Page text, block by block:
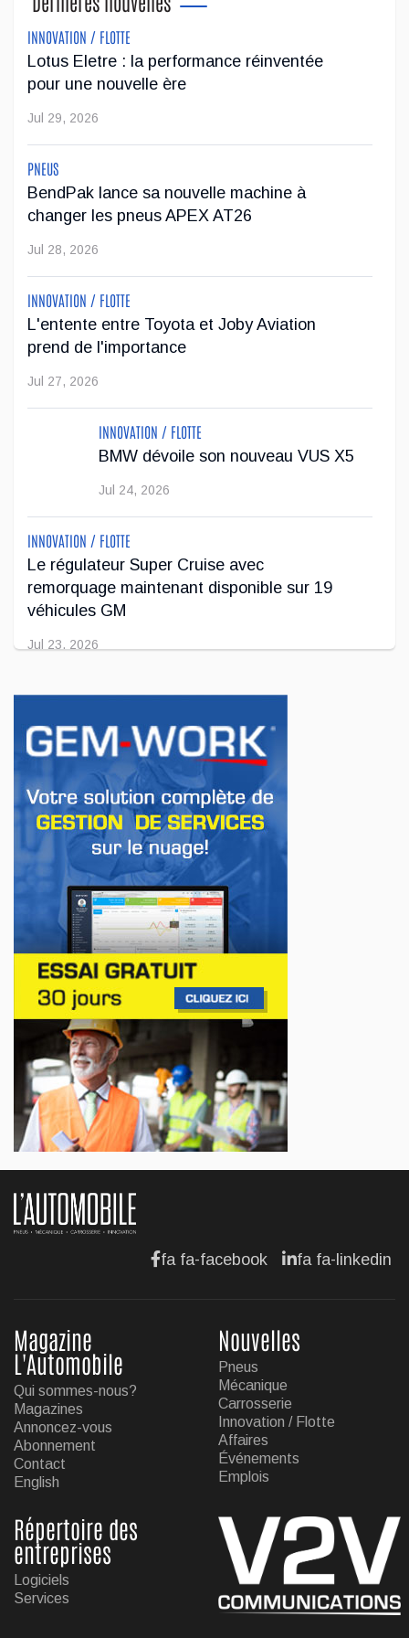
Le régulateur Super Cruise avec remorquage
maintenant disponible sur 19 véhicules GM
L'impressionnante technologie de conduite mains libres
disponible sur 19 véhicules de la marque.
...
Jeep veut augmenter sa gamme de modèles en
Europe
Après avoir été contrainte de réduire sa gamme de véhicules
sur le marché européen en raison de restrictions
INNOVATION / FLOTTE
Lotus Eletre : la performance réinventée
pour une nouvelle ère
Jul 29, 2026
PNEUS
BendPak lance sa nouvelle machine à
changer les pneus APEX AT26
Jul 28, 2026
INNOVATION / FLOTTE
L'entente entre Toyota et Joby Aviation
prend de l'importance
Jul 27, 2026
INNOVATION / FLOTTE
BMW dévoile son nouveau VUS X5
Jul 24, 2026
INNOVATION / FLOTTE
Le régulateur Super Cruise avec
remorquage maintenant disponible sur 19
véhicules GM
Jul 23, 2026
INNOVATION / FLOTTE
en Europe
Jul 22, 2026
AFFAIRES
Premier contact avec le Lotus Eletre
Jul 14, 2026
AFFAIRES
Lotus célèbre l'arrivée de ses Eletre au
Canada
Jul 13, 2026
AFFAIRES
Maserati se recherche un partenaire
Jul 12, 2026
AFFAIRES
Hyundai dévoile sa nouvelle Elantra
Jul 11, 2026
fa fa-facebook fa fa-linkedin
Magazine
L'Automobile
Qui sommes-nous?
Magazines
Annoncez-vous
Abonnement
Contact
English
Nouvelles
Pneus
Mécanique
Carrosserie
Innovation / Flotte
Affaires
Événements
Emplois
Répertoire des
entreprises
Logiciels
Services